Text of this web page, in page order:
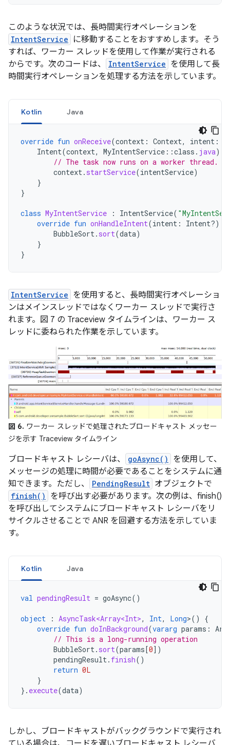
このような状況では、長時間実行オペレーションを
IntentService
に移動することをおすすめします。そう
すれば、ワーカー スレッドを使用して作業が実行される
からです。次のコードは、
IntentService を使用して長
時間実行オペレーションを処理する方法を示しています。
Kotlin Java
override fun onReceive(context : Context, intent :
Intent(context, MyIntentService ::class . java).
// The task now runs on a worker thread.
context. startService(intentService)
}
}
class MyIntentService : IntentService(
override fun onHandleIntent(intent : Intent?)
BubbleSort. sort(data)
}
}
IntentService を使用すると、長時間実行オペレーショ
ンはメインスレッドではなくワーカー スレッドで実行さ
れます。図 7 の Traceview タイムラインは、ワーカー ス
レッドに委ねられた作業を示しています。
図 6. ワーカー スレッドで処理されたブロードキャスト メッセー
ジを示す Traceview タイムライン
ブロードキャスト レシーバは、 goAsync()
を使用して、
メッセージの処理に時間が必要であることをシステムに通
知できます。ただし、
PendingResult オブジェクトで
finish()
を呼び出す必要があります。次の例は、finish()
を呼び出してシステムにブロードキャスト レシーバをリ
サイクルさせることで ANR を回避する方法を示していま
す。
Kotlin Java
val pendingResult = goAsync()
object : AsyncTask<Array<Int>, Int, Long>()
{
override fun doInBackground(vararg params :
// This is a long-running operation
BubbleSort. sort(params [0] )
pendingResult. finish()
return 0L
}
}. execute(data)
しかし、ブロードキャストがバックグラウンドで実行され